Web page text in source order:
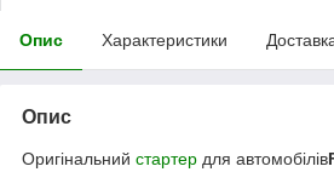
Опис Характеристики
Опис
Оригінальний стартер для автомобілів